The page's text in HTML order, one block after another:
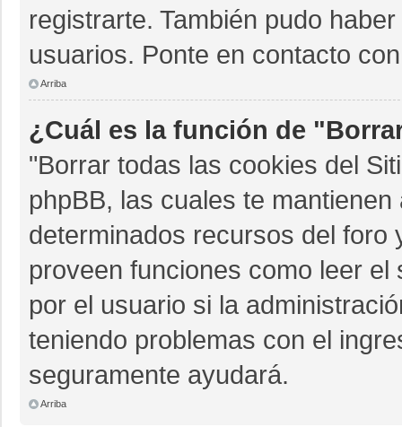
registrarte. También pudo
usuarios. Ponte en contacto
Arriba
¿Cuál es la función de
"Borrar todas las cookies del
phpBB, las cuales te
determinados recursos del foro
proveen funciones como leer
por el usuario si la
teniendo problemas con el
seguramente ayudará.
Arriba